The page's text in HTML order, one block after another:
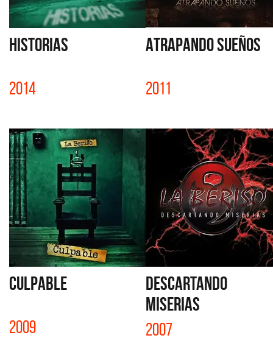
HISTORIAS
2014
ATRAPANDO SUEÑOS
2011
CULPABLE
2009
DESCARTANDO
MISERIAS
2007